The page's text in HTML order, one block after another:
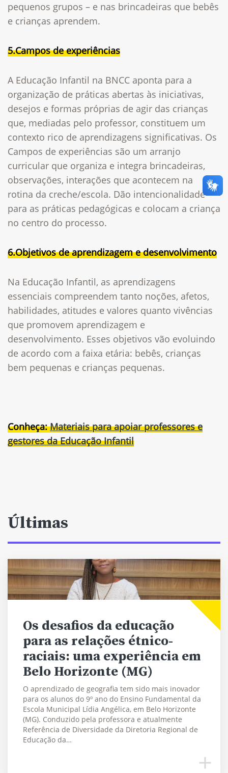
pequenos grupos – e nas brincadeiras que bebês
e crianças aprendem.
5.Campos de experiências
A Educação Infantil na BNCC aponta para a
organização de práticas abertas às iniciativas,
desejos e formas próprias de agir das crianças
que, mediadas pelo professor, constituem um
contexto rico de aprendizagens significativas. Os
Campos de experiências são um arranjo
curricular que organiza e integra brincadeiras,
observações, interações que acontecem na
rotina da creche/escola. Dão intencionalidade
para as práticas pedagógicas e colocam a criança
no centro do processo.
6.Objetivos de aprendizagem e desenvolvimento
Na Educação Infantil, as aprendizagens
essenciais compreendem tanto noções, afetos,
habilidades, atitudes e valores quanto vivências
que promovem aprendizagem e
desenvolvimento. Esses objetivos vão evoluindo
de acordo com a faixa etária: bebês, crianças
bem pequenas e crianças pequenas.
Conheça:Materiais para apoiar professores e
gestores da Educação Infantil
Últimas
Os desafios da educação
para as relações étnico-
raciais: uma experiência em
Belo Horizonte (MG)
O aprendizado de geografia tem sido mais inovador
para os alunos do 9º ano do Ensino Fundamental da
Escola Municipal Lídia Angélica, em Belo Horizonte
(MG). Conduzido pela professora e atualmente
Referência de Diversidade da Diretoria Regional de
Educação da…